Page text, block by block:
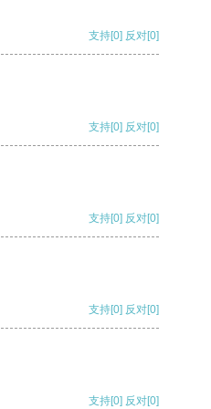
支持[0] 反对[0]
支持[0] 反对[0]
支持[0] 反对[0]
支持[0] 反对[0]
支持[0] 反对[0]